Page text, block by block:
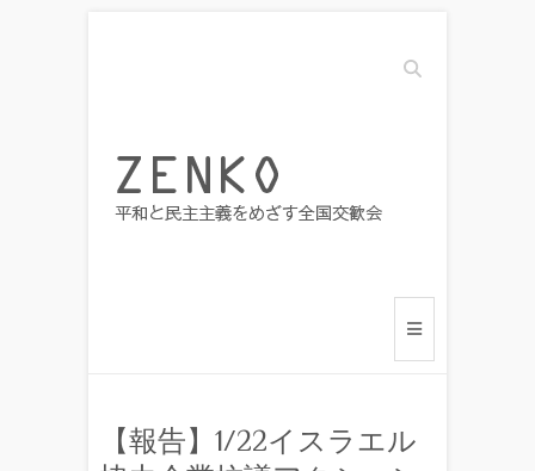
Search
【報告】1/22イスラエル